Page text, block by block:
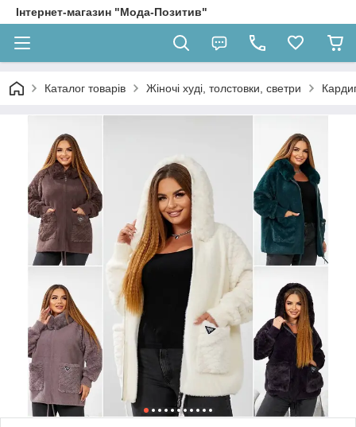
Інтернет-магазин "Мода-Позитив"
Каталог товарів Жіночі худі, толстовки, светри